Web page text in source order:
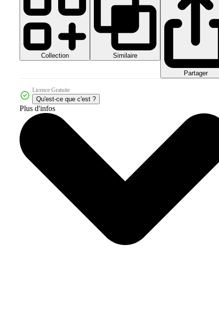
Collection Similaire
Partager
Licence Gratuite
Qu'est-ce que c'est ?
Plus d'infos